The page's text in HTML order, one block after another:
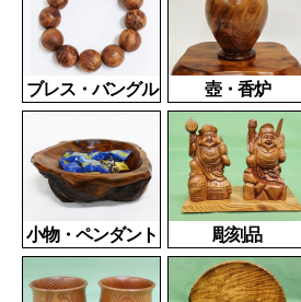
ブレス・バングル 壺・香炉
小物・ペンダント 彫刻品